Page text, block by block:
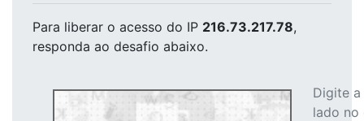
Para liberar o acesso do IP 216.73.217.78,
responda ao desafio abaixo.
Digite
lado no